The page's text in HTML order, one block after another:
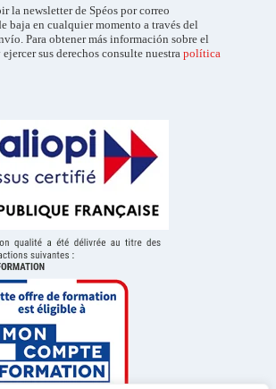
la newsletter de Spéos por correo
baja en cualquier momento a través del
Para obtener más información sobre el
sus derechos consulte nuestra política